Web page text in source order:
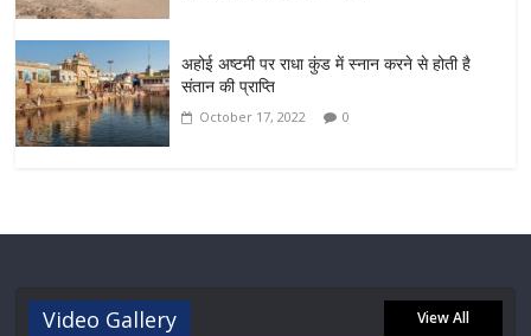
अहोई अष्टमी पर राधा कुंड में स्नान करने से होती है
संतान की प्राप्ति
October 17, 2022 0
Video Gallery View All